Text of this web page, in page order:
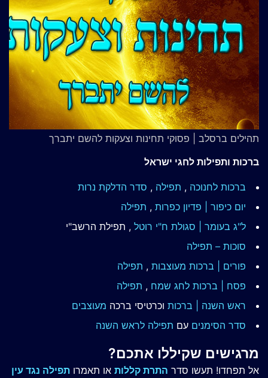
תהילים ברסלב | פסוקי תחינות וצעקות להשם יתברך
ברכות ותפילות לחגי ישראל
ברכות לחנוכה , תפילה , סדר הדלקת נרות
יום כיפור | פדיון כפרות , תפילה
ל"ג בעומר | סגולת ח"י רוטל , תפילת הרשב"י
סוכות – תפילה
פורים | ברכות מעוצבות , תפילה
פסח | ברכות לחג שמח , תפילה
ראש השנה | ברכות וכרטיסי ברכה מעוצבים
סדר הסימנים עם תפילה לראש השנה
מרגישים שקיללו אתכם?
אל תפחדו! תעשו סדר התרת קללות או תאמרו תפילה נגד עין